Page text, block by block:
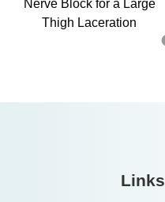
Nerve Block for a Large
Thigh Laceration
Links